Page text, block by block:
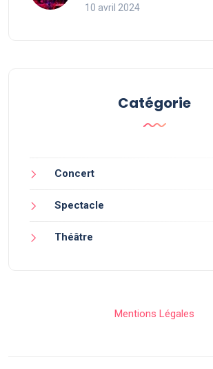
10 avril 2024
Catégorie
Concert
Spectacle
Théâtre
Mentions Légales